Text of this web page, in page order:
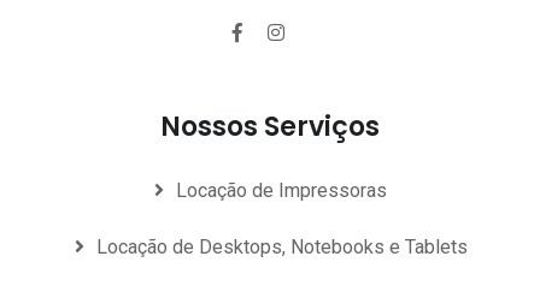
Nossos Serviços
Locação de Impressoras
Locação de Desktops, Notebooks e Tablets